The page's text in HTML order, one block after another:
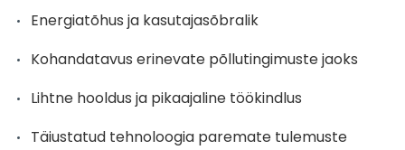
Energiatõhus ja kasutajasõbralik
Kohandatavus erinevate põllutingimuste jaoks
Lihtne hooldus ja pikaajaline töökindlus
Täiustatud tehnoloogia paremate tulemuste